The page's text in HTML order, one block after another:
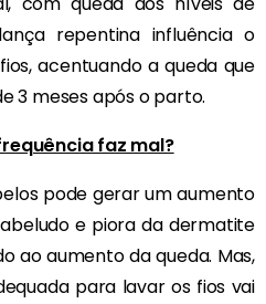
repentina influência o
acentuando a queda que
3 meses após o parto.
faz mal?
pode gerar um aumento
e piora da dermatite
ao aumento da queda. Mas,
para lavar os fios vai